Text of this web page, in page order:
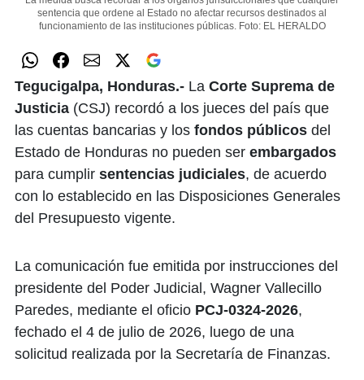
sentencia que ordene al Estado no afectar recursos destinados al
funcionamiento de las instituciones públicas. Foto: EL HERALDO
Tegucigalpa, Honduras.- La Corte Suprema de
Justicia (CSJ) recordó a los jueces del país que
las cuentas bancarias y los fondos públicos del
Estado de Honduras no pueden ser embargados
para cumplir sentencias judiciales, de acuerdo
con lo establecido en las Disposiciones Generales
del Presupuesto vigente.
La comunicación fue emitida por instrucciones del
presidente del Poder Judicial, Wagner Vallecillo
Paredes, mediante el oficio PCJ-0324-2026,
fechado el 4 de julio de 2026, luego de una
solicitud realizada por la Secretaría de Finanzas.